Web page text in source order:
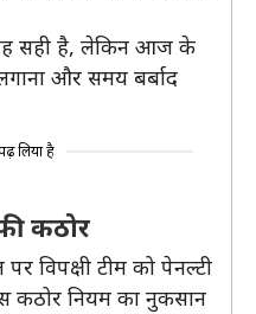
सही है, लेकिन आज के
और समय बर्बाद
लिया है
कठोर
विपक्षी टीम को पेनल्टी
कठोर नियम का नुकसान